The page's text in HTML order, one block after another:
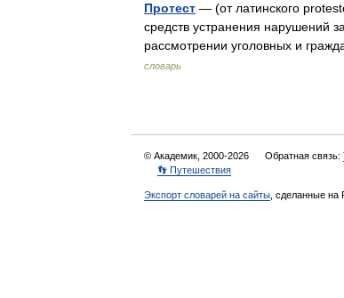
Протест — (от латинского
средств устранения нарушений
рассмотрении уголовных и
словарь
© Академик, 2000-2026 Обратная связь:
👣 Путешествия
Экспорт словарей на сайты , сделанные на